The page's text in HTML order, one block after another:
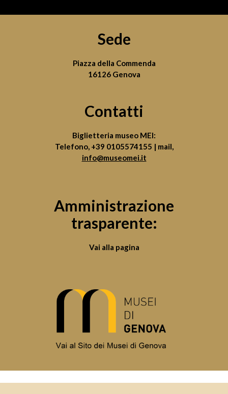
Sede
Piazza della Commenda
16126 Genova
Contatti
Biglietteria museo MEI:
Telefono, +39 0105574155 | mail,
info@museomei.it
Amministrazione
trasparente:
Vai alla pagina